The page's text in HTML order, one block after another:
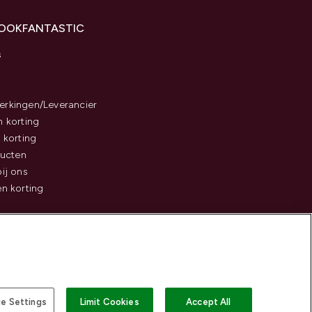
Leverancier
korting
korting
ons
korting
Settings Limit Cookies Accept All